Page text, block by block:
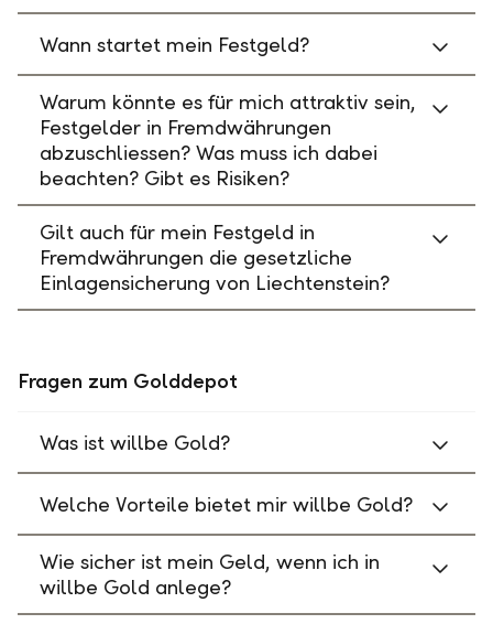
Wann startet mein Festgeld?
Warum könnte es für mich attraktiv sein,
Festgelder in Fremdwährungen
abzuschliessen? Was muss ich dabei
beachten? Gibt es Risiken?
Gilt auch für mein Festgeld in
Fremdwährungen die gesetzliche
Einlagensicherung von Liechtenstein?
Fragen zum Golddepot
Was ist willbe Gold?
Welche Vorteile bietet mir willbe Gold?
Wie sicher ist mein Geld, wenn ich in
willbe Gold anlege?